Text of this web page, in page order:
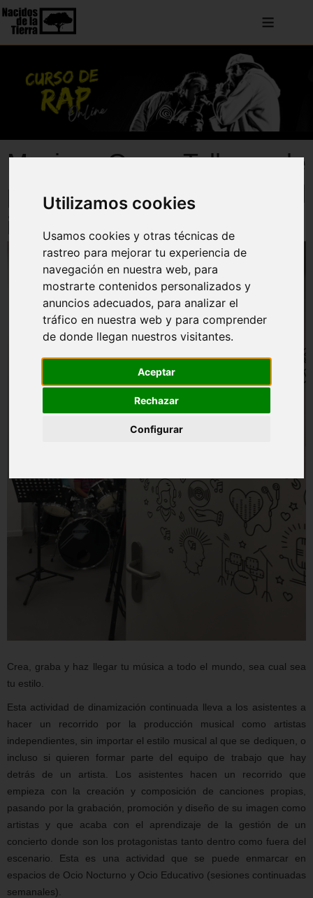
Utilizamos cookies
Usamos cookies y otras técnicas de
rastreo para mejorar tu experiencia de
navegación en nuestra web, para
mostrarte contenidos personalizados y
anuncios adecuados, para analizar el
tráfico en nuestra web y para comprender
de donde llegan nuestros visitantes.
Aceptar
Rechazar
Configurar
≡
Music On: Taller de
producción musical
independiente
Crea, graba y haz llegar tu música a todo el mundo, sea cual sea
tu estilo.
Esta actividad de dinamización continuada lleva a los asistentes a
hacer un recorrido por la producción musical como artistas
independientes, sin importar el estilo musical al que se dediquen, o
incluso si quieren formar parte del equipo de trabajo que hay
detrás de un artista. Los asistentes hacen un recorrido que
empieza con la creación y composición de canciones propias,
pasando por la grabación, promoción y diseño de su imagen como
artistas y que acaba con el aprendizaje de la gestión de un
concierto donde son los protagonistas tanto dentro como fuera del
escenario. Esta es una actividad que se puede enmarcar en
espacios de Ocio Nocturno y Ocio Educativo (sesiones continuadas
semanales).